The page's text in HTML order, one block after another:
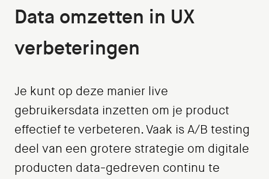
Data omzetten in UX
verbeteringen
Je kunt op deze manier live
gebruikersdata inzetten om je product
effectief te verbeteren. Vaak is A/B testing
deel van een grotere strategie om digitale
producten data-gedreven continu te